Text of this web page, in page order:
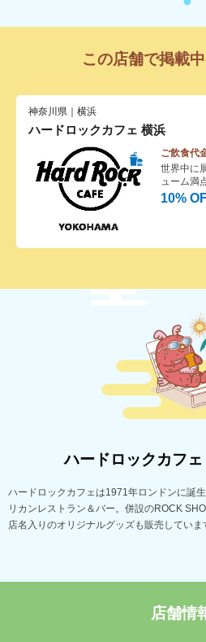
この店舗で掲載
神奈川県｜横浜
ハードロックカフェ 横浜
ご飲食代
10%
世界中に
ューム満
聴きなが
ンの使用
ROCK
ロゴと店
販売して
ハードロックカフ
ハードロックカフェは1971年ロンドンに誕
リカンレストラン＆バー。併設のROCK
店名入りのオリジナルグッズも販売していま
店舗情